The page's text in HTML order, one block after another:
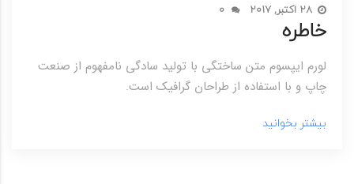
28 اکتبر, 2017 0
خاطره
لورم ایپسوم متن ساختگی با تولید سادگی نامفهوم از صنعت
چاپ و با استفاده از طراحان گرافیک است.
بیشتر بخوانید